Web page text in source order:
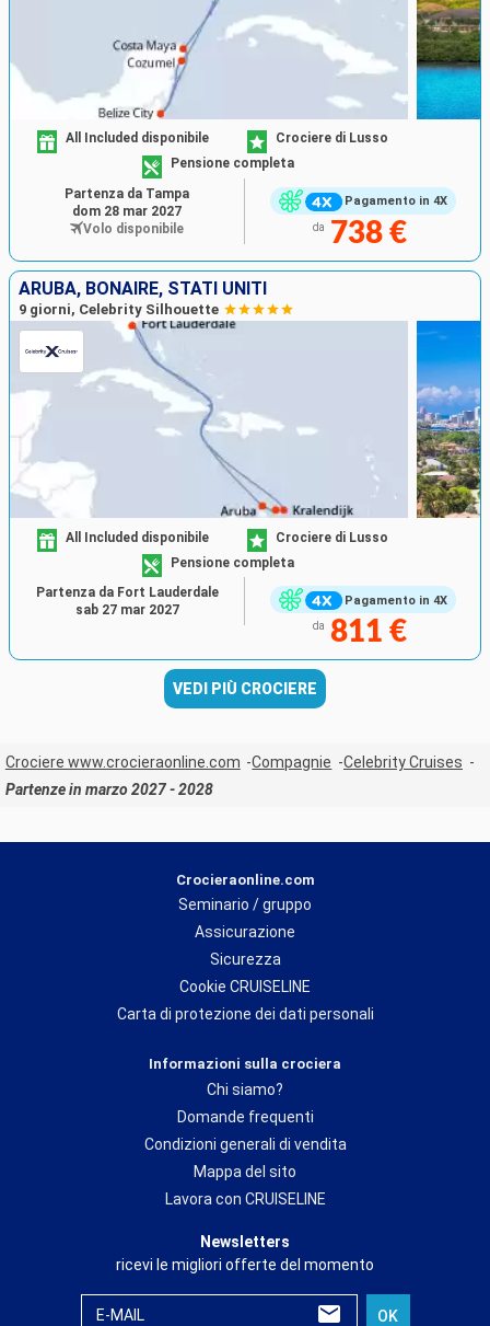
Pagamento in 4X
All Included disponibile
Crociere di Lusso
Pensione completa
da 738 €
Partenza da Tampa
dom 28 mar 2027
Volo disponibile
ARUBA, BONAIRE, STATI UNITI
9 giorni, Celebrity Silhouette
Pagamento in 4X
All Included disponibile
Crociere di Lusso
Pensione completa
da 811 €
Partenza da Fort Lauderdale
sab 27 mar 2027
VEDI PIÙ CROCIERE
Crociere www.crocieraonline.com Compagnie
Celebrity Cruises
Partenze in marzo 2027 - 2028
Crocieraonline.com
Seminario / gruppo
Assicurazione
Sicurezza
Cookie CRUISELINE
Carta di protezione dei dati personali
Informazioni sulla crociera
Chi siamo?
Domande frequenti
Condizioni generali di vendita
Mappa del sito
Lavora con CRUISELINE
Newsletters
ricevi le migliori offerte del momento
E-MAIL OK